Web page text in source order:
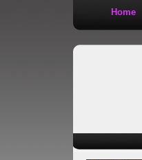
Home